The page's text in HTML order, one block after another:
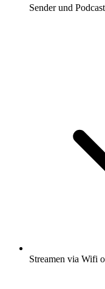
Sender und
Streamen via Wifi